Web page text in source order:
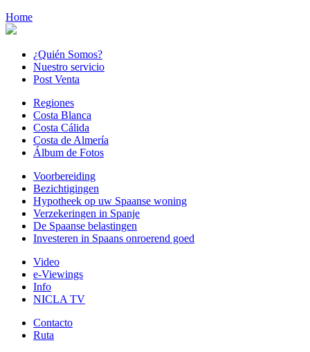
Home
¿Quién Somos?
Nuestro servicio
Post Venta
Regiones
Costa Blanca
Costa Cálida
Costa de Almería
Álbum de Fotos
Voorbereiding
Bezichtigingen
Hypotheek op uw Spaanse woning
Verzekeringen in Spanje
De Spaanse belastingen
Investeren in Spaans onroerend goed
Video
e-Viewings
Info
NICLA TV
Contacto
Ruta